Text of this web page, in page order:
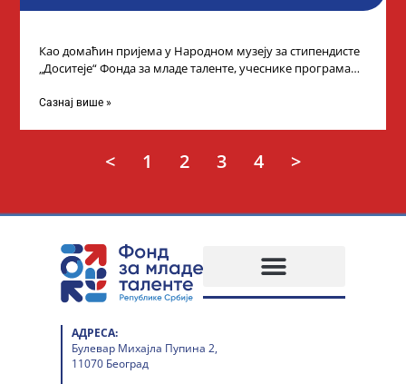
Као домаћин пријема у Народном музеју за стипендисте
„Доситеје“ Фонда за младе таленте, учеснике програма
Сазнај више »
< 1 2 3 4 >
АДРЕСА:
Булевар Михајла Пупина 2,
11070 Београд